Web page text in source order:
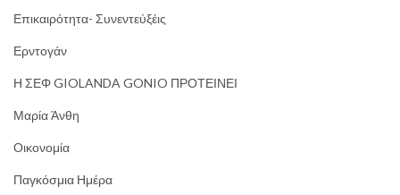
Επικαιρότητα- Συνεντεύξέις
Ερντογάν
Η ΣΕΦ GIOLANDA GONIO ΠΡΟΤΕΙΝΕΙ
Μαρία Άνθη
Οικονομία
Παγκόσμια Ημέρα